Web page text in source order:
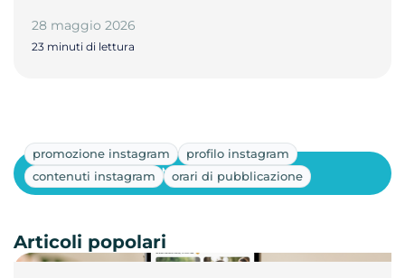
28 maggio 2026
23 minuti di lettura
promozione instagram
profilo instagram
contenuti instagram
orari di pubblicazione
Mostra altri
Articoli popolari